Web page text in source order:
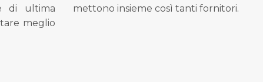
di ultima
meglio
mettono insieme così tanti fornitori.